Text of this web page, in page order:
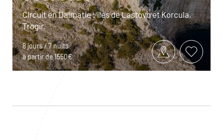
Circuit en Dalmatie : îles de Lastovo et Korcula,
Trogir.
8 jours / 7 nuits
à partir de 1550€